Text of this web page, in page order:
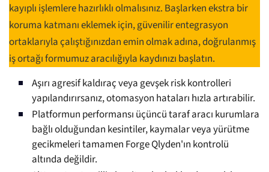
kayıplı işlemlere hazırlıklı olmalısınız. Başlarken ekstra bir
koruma katmanı eklemek için, güvenilir entegrasyon
ortaklarıyla çalıştığınızdan emin olmak adına, doğrulanmış
iş ortağı formumuz aracılığıyla kaydınızı başlatın.
Aşırı agresif kaldıraç veya gevşek risk kontrolleri
yapılandırırsanız, otomasyon hataları hızla artırabilir.
Platformun performansı üçüncü taraf aracı kurumlara
bağlı olduğundan kesintiler, kaymalar veya yürütme
gecikmeleri tamamen Forge Qlyden'ın kontrolü
altında değildir.